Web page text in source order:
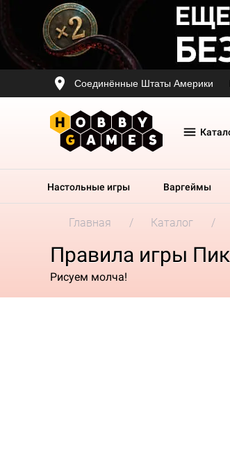
Соединённые Штаты Америки
Настольные игры Варгеймы
Главная Каталог
Правила игры
Рисуем молча!